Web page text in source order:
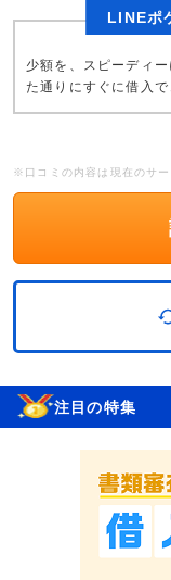
LINEポ
少額を、スピーディ
た通りにすぐに借入
※口コミの内容は現在のサー
注目の特集